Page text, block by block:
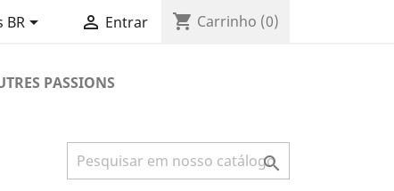
BR  Entrar shopping_cart Carrinho (0)
PASSIONS
